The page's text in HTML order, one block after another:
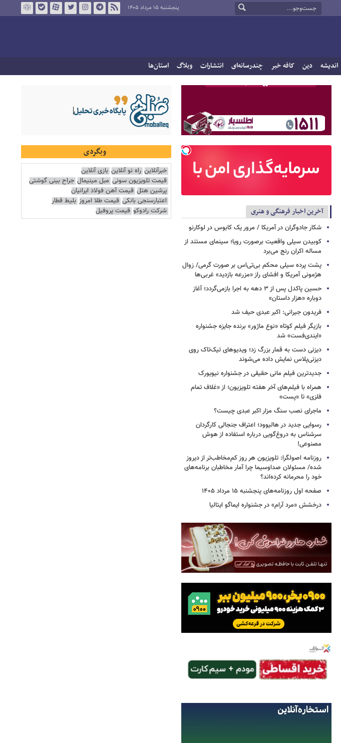
پنجشنبه ۱۵ مرداد ۱۴۰۵
اندیشه دین کافه خبر چندرسانه‌ای انتشارات وبلاگ استان‌ها
آخرین اخبار فرهنگی و هنری
شکار جادوگران در آمریکا / مرور یک کابوس در لوکارنو
کوبیدن سیلی واقعیت برصورت رویا؛ سینمای مستند از
مساله اکران رنج می‌برد
پشت پرده سیلی محکم بی‌تی‌اس بر صورت گرمی/ زوال
هژمونی آمریکا و افشای راز «مزرعه بازدید» غربی‌ها
حسین پاکدل پس از ۳ دهه به اجرا بازمی‌گردد؛ آغاز
دوباره «هزار داستان»
فریدون جیرانی: اکبر عبدی حیف شد
بازیگر فیلم کوتاه «نوع ماژور» برنده جایزه جشنواره
«ایندی‌فست» شد
دیزنی دست به قمار بزرگ زد؛ ویدیوهای تیک‌تاک روی
دیزنی‌پلاس نمایش داده می‌شوند
جدیدترین فیلم مانی حقیقی در جشنواره نیویورک
همراه با فیلم‌های آخر هفته تلویزیون؛ از «غلاف تمام
فلزی» تا «پست»
ماجرای نصب سنگ مزار اکبر عبدی چیست؟
رسوایی جدید در هالیوود؛ اعتراف جنجالی کارگردان
سرشناس به دروغ‌گویی درباره استفاده از هوش
مصنوعی!
روزنامه اصولگرا: تلویزیون هر روز کم‌مخاطب‌تر از دیروز
شده/ مسئولان صداوسیما چرا آمار مخاطبان برنامه‌های
خود را محرمانه کرده‌اند؟
صفحه اول روزنامه‌های پنجشنبه ۱۵ مرداد ۱۴۰۵
درخشش «مرد آرام» در جشنواره ایماگو ایتالیا
وبگردی
خبرآنلاین راه نو آنلاین بازی آنلاین
قیمت تلویزیون سونی مبل مینیمال جراح بینی گوشتی
پرشین هتل قیمت آهن فولاد ایرانیان
اعتبارسنجی بانکی قیمت طلا امروز بلیط قطار
شرکت رادوکو قیمت پروفیل